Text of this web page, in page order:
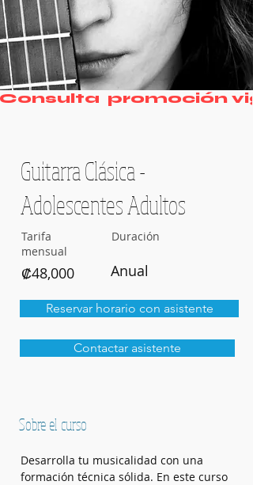
Consulta  promoción
Guitarra Clásica -
Adolescentes Adultos
Tarifa
mensual
₡48,000
Duración
Anual
Reservar horario con asistente
Contactar asistente
Sobre el curso
Desarrolla tu musicalidad con una
formación técnica sólida. En este curso